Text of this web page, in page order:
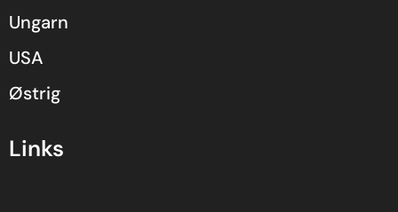
Ungarn
USA
Østrig
Links